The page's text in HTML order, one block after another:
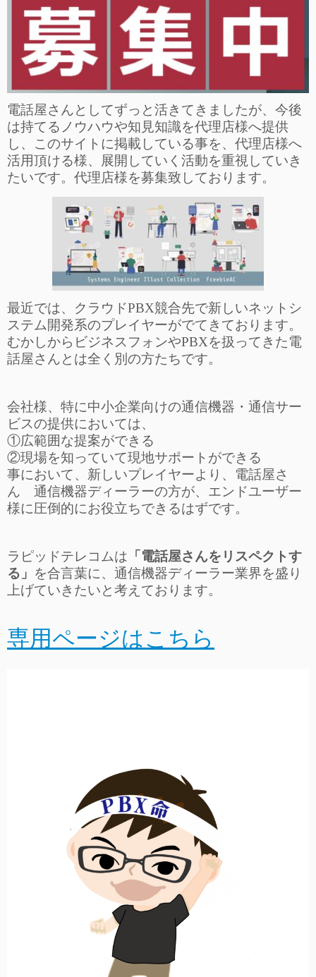
電話屋さんとしてずっと活きてきましたが、今後
は持てるノウハウや知見知識を代理店様へ提供
し、このサイトに掲載している事を、代理店様へ
活用頂ける様、展開していく活動を重視していき
たいです。代理店様を募集致しております。
最近では、クラウドPBX競合先で新しいネットシ
ステム開発系のプレイヤーがでてきております。
むかしからビジネスフォンやPBXを扱ってきた電
話屋さんとは全く別の方たちです。
会社様、特に中小企業向けの通信機器・通信サー
ビスの提供においては、
①広範囲な提案ができる
②現場を知っていて現地サポートができる
事において、新しいプレイヤーより、電話屋さ
ん 通信機器ディーラーの方が、エンドユーザー
様に圧倒的にお役立ちできるはずです。
ラピッドテレコムは 「電話屋さんをリスペクトす
る」 を合言葉に、通信機器ディーラー業界を盛り
上げていきたいと考えております。
専用ページはこちら